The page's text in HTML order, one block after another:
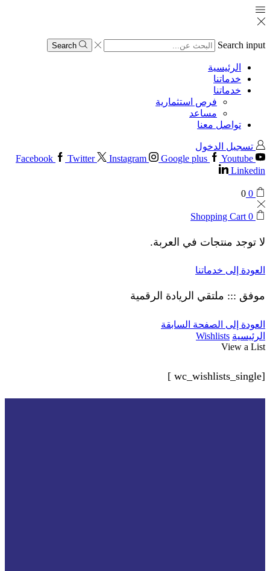
Search input
Search
الرئيسية
خدماتنا
خدماتنا
فرص استثمارية
مساعد
تواصل معنا
تسجيل الدخول
Facebook
Twitter Instagram Google plus
Youtube
Linkedin
0
0
0
Shopping Cart
لا توجد منتجات في العربة.
العودة إلى خدماتنا
موفق ::: ملتقي الريادة الرقمية
العودة إلى الصفحة السابقة
الرئيسية Wishlists
View a List
[wc_wishlists_single ]